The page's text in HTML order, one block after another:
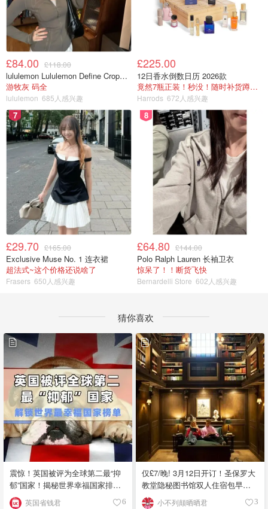
£84.00 £118.00
lululemon Lululemon Define Cropped Nulu 短夹克
游牧灰 码全
lululemon 685人感兴趣
£225.00
12日香水倒数日历 2026款
竟然7瓶正装！秒没！随时补货蹲！！！
Harrods 672人感兴趣
7
£29.70 £165.00
Exclusive Muse No. 1 连衣裙
超法式~这个价格还说啥了
Frasers 650人感兴趣
8
£64.80 £144.00
Polo Ralph Lauren 长袖卫衣
惊呆了！！断货飞快
Bernardelli Store 602人感兴趣
猜你喜欢
震惊！英国被评为全球第二最“抑
郁”国家！揭秘世界幸福国家排行
榜！ 英国省钱君 6
仅£7/晚! 3月12日开订！圣保罗大
教堂隐秘图书馆双人住宿包早晚
餐
小不列颠晒晒君 3